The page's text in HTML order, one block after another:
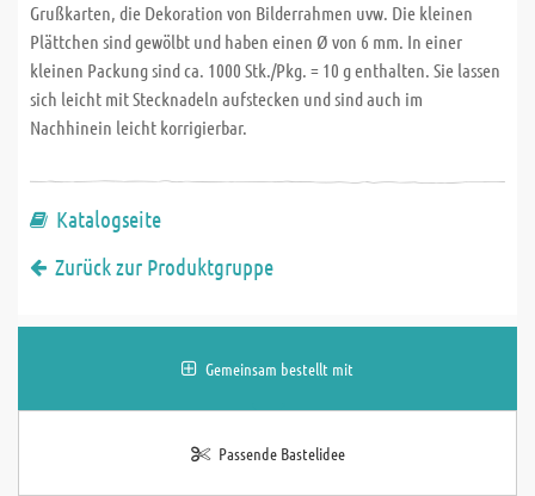
Grußkarten, die Dekoration von Bilderrahmen uvw. Die kleinen
Plättchen sind gewölbt und haben einen Ø von 6 mm. In einer
kleinen Packung sind ca. 1000 Stk./Pkg. = 10 g enthalten. Sie lassen
sich leicht mit Stecknadeln aufstecken und sind auch im
Nachhinein leicht korrigierbar.
Katalogseite
Zurück zur Produktgruppe
Gemeinsam bestellt mit
Passende Bastelidee